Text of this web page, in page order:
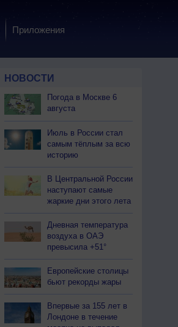
Приложения
НОВОСТИ
Погода в Москве 6
августа
Июль в России стал
самым тёплым за всю
историю
В Центральной России
наступают самые
жаркие дни этого лета
Дневная температура
воздуха в ОАЭ
превысила +51°
Европейские столицы
бьют рекорды жары
Впервые за 155 лет в
Лондоне в течение